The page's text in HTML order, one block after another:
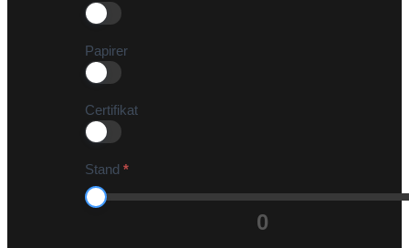
Papirer
Certifikat
Stand *
0